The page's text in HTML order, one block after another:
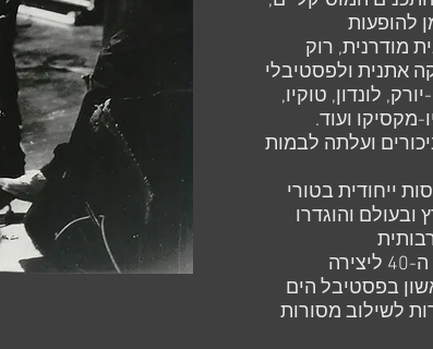
להופעות
מודרנית, רוק
אתנית ולפסטיבלי
לונדון, טוקיו,
מקסיקו ועוד.
ועלתה לבמות
ייחודית בטורי
והוגדרו
לתכנית זו הוענק פרס חגיגות ה-40 ליצירה
בפסטיבל הים
לשילוב מסורות